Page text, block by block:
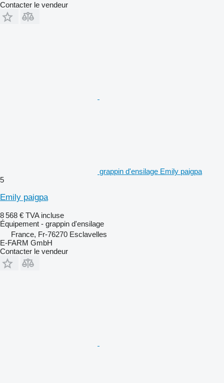
Contacter le vendeur
grappin d'ensilage Emily paigpa
5
Emily paigpa
8 568 € TVA incluse
Équipement - grappin d'ensilage
France, Fr-76270 Esclavelles
E-FARM GmbH
Contacter le vendeur